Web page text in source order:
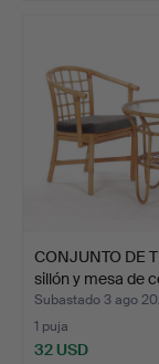
CONJUNTO DE
sillón y mesa de
Subastado 3 ago
1 puja
32 USD